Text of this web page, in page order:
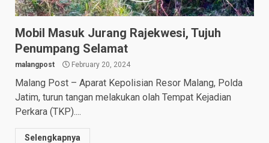
Mobil Masuk Jurang Rajekwesi, Tujuh
Penumpang Selamat
malangpost February 20, 2024
Malang Post – Aparat Kepolisian Resor Malang, Polda
Jatim, turun tangan melakukan olah Tempat Kejadian
Perkara (TKP)....
Selengkapnya